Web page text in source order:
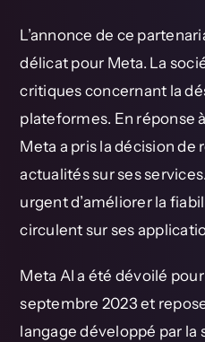
L’annonce de ce
délicat pour Meta. La
critiques concernant la
plateformes. En réponse
Meta a pris la décision de
actualités sur ses
urgent d’améliorer la
circulent sur ses
Meta AI a été dévoilé
septembre 2023 et
langage développé par la